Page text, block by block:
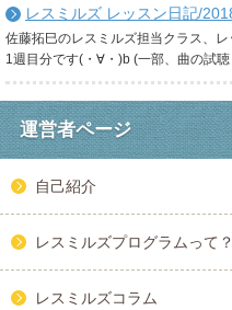
レスミルズ レッスン日記/
佐藤拓巳のレスミルズ担当クラス、
1週目分です(・∀・)b (一部、曲の試聴
運営者ページ
自己紹介
レスミルズプログラムって？
レスミルズコラム